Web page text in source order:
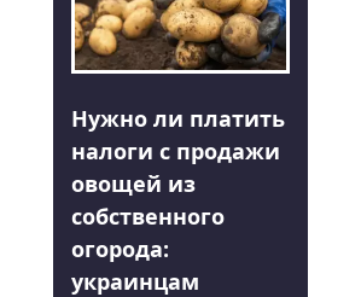
Нужно ли платить
налоги с продажи
овощей из
собственного
огорода:
украинцам